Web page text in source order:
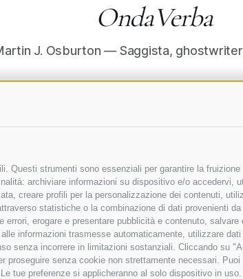
Questi strumenti sono essenziali per garantire la
archiviare informazioni su dispositivo e/o
creare profili per la personalizzazione dei contenuti,
statistiche o la combinazione di dati provenienti
erogare e presentare pubblicità e contenuto,
informazioni trasmesse automaticamente, utilizzare
senza incorrere in limitazioni sostanziali. Cliccando su
senza cookie non strettamente necessari.
tue preferenze si applicheranno al solo dispositivo in uso.
OndaVerba
J. Osburton — Saggista,
Sign up